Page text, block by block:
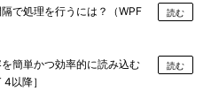
で処理を行うには？（WPF
読む
簡単かつ効率的に読み込む
以降］
読む